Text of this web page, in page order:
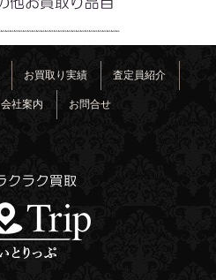
お買取り実績 査定員紹介
会社案内 お問合せ